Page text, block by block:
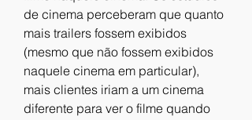
de cinema perceberam que quanto
mais trailers fossem exibidos
(mesmo que não fossem exibidos
naquele cinema em particular),
mais clientes iriam a um cinema
diferente para ver o filme quando